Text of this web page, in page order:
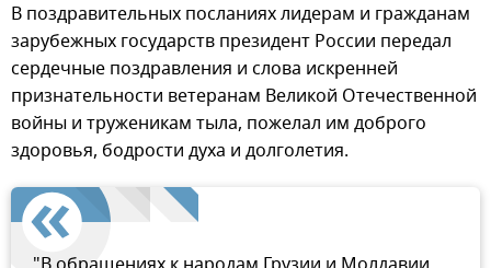
В поздравительных посланиях лидерам и гражданам
зарубежных государств президент России передал
сердечные поздравления и слова искренней
признательности ветеранам Великой Отечественной
войны и труженикам тыла, пожелал им доброго
здоровья, бодрости духа и долголетия.